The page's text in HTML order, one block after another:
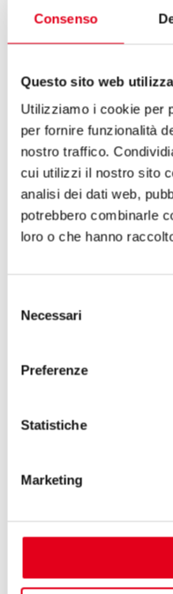
Consenso
Questo sito web
Utilizziamo i cookie per
per fornire funzionalità
nostro traffico.
cui utilizzi il nostro sito
analisi dei dati web,
potrebbero combinarle
loro o che hanno
delNecessari
Preferenze
Statistiche
Marketing